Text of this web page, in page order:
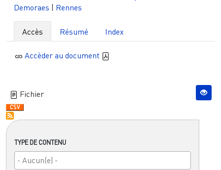
TYPE DE CONTENU
Demoraes
Rennes
Accès Résumé Index
Accèder au document
Fichier